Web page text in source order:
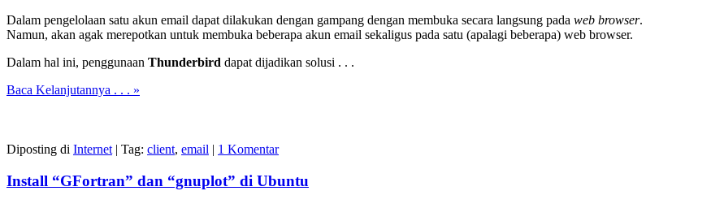
Dalam pengelolaan satu akun email dapat dilakukan dengan gampang dengan membuka secara langsung pada web browser.
Namun, akan agak merepotkan untuk membuka beberapa akun email sekaligus pada satu (apalagi beberapa) web browser.
Dalam hal ini, penggunaan Thunderbird dapat dijadikan solusi . . .
Baca Kelanjutannya . . . »
Diposting di Internet | Tag: client, email | 1 Komentar
Install “GFortran” dan “gnuplot” di Ubuntu